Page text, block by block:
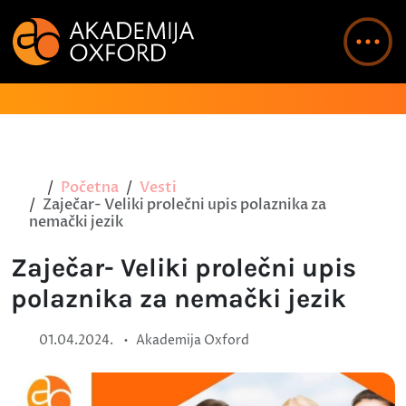
Početna
Vesti
Zaječar- Veliki prolečni upis polaznika za
nemački jezik
Zaječar- Veliki prolečni upis
polaznika za nemački jezik
01.04.2024. • Akademija Oxford